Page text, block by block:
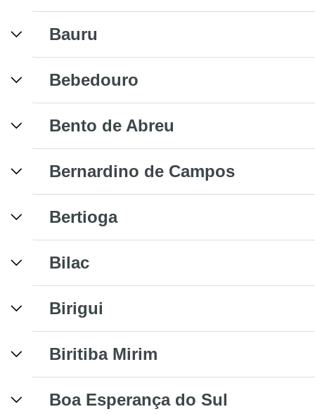
Bauru
Bebedouro
Bento de Abreu
Bernardino de Campos
Bertioga
Bilac
Birigui
Biritiba Mirim
Boa Esperança do Sul